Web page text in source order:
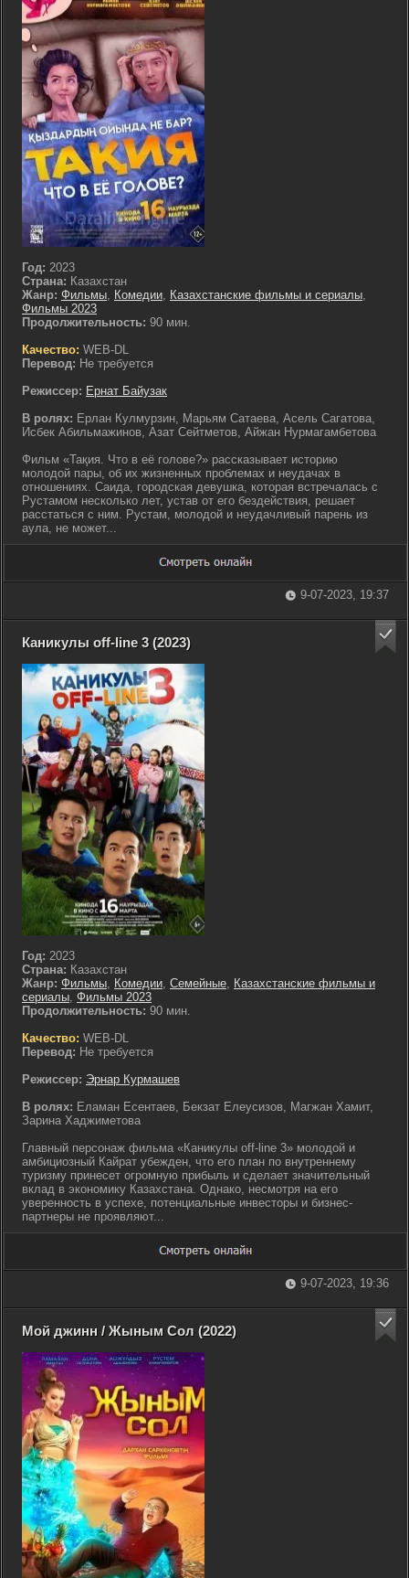
Год: 2023
Страна: Казахстан
Жанр: Фильмы, Комедии, Казахстанские фильмы и сериалы,
Фильмы 2023
Продолжительность: 90 мин.
Качество: WEB-DL
Перевод: Не требуется
Режиссер: Ернат Байузак
В ролях: Ерлан Кулмурзин, Марьям Сатаева, Асель Сагатова,
Исбек Абильмажинов, Азат Сейтметов, Айжан Нурмагамбетова
Фильм «Тақия. Что в её голове?» рассказывает историю
молодой пары, об их жизненных проблемах и неудачах в
отношениях. Саида, городская девушка, которая встречалась с
Рустамом несколько лет, устав от его бездействия, решает
расстаться с ним. Рустам, молодой и неудачливый парень из
аула, не может...
9-07-2023, 19:37
Каникулы off-line 3 (2023)
Год: 2023
Страна: Казахстан
Жанр: Фильмы, Комедии, Семейные, Казахстанские фильмы и
сериалы, Фильмы 2023
Продолжительность: 90 мин.
Качество: WEB-DL
Перевод: Не требуется
Режиссер: Эрнар Курмашев
В ролях: Еламан Есентаев, Бекзат Елеусизов, Магжан Хамит,
Зарина Хаджиметова
Главный персонаж фильма «Каникулы off-line 3» молодой и
амбициозный Кайрат убежден, что его план по внутреннему
туризму принесет огромную прибыль и сделает значительный
вклад в экономику Казахстана. Однако, несмотря на его
уверенность в успехе, потенциальные инвесторы и бизнес-
партнеры не проявляют...
9-07-2023, 19:36
Мой джинн / Жыным Сол (2022)